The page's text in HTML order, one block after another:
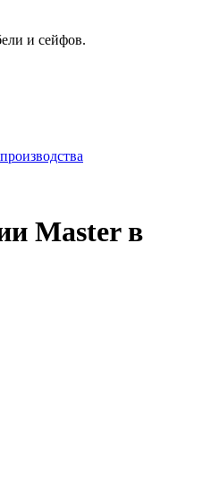
и сейфов.
Master в